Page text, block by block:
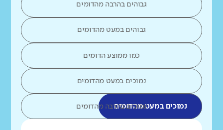
גבוהים בהרבה מהדומים
גבוהים במעט מהדומים
כמו ממוצע הדומים
נמוכים במעט מהדומים
נמוכים במעט מהדומיםנמוכים בהרבה מהדומים